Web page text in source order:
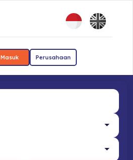
Masuk Perusahaan